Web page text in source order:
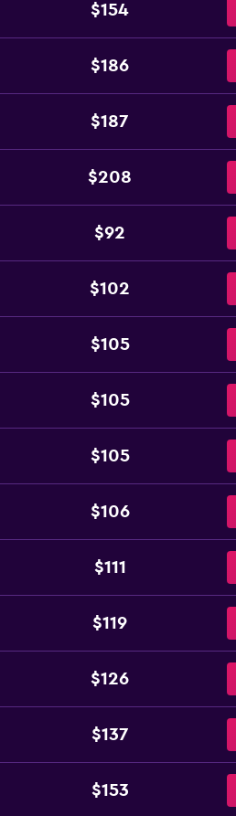
$154
$186
$187
$208
$92
$102
$105
$105
$105
$106
$111
$119
$126
$137
$153